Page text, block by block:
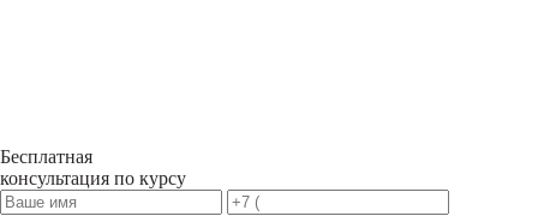
Бесплатная
консультация по курсу